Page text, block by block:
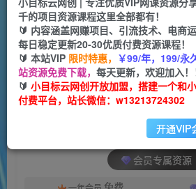
1000+
一个小目标云网创
2年前发布
此内容为付费阅读，请付费后查看
会员专属资源
付费阅读
千的项目资源课程这里全部都有！
🔰 内容涵盖网赚项目、引流技术、电商
每日稳定更新20-30优质付费资源课程！
🔰 本站VIP 限时特惠， ￥99/年，199/永
站资源免费下载， 每天更新，欢迎加入！
🔰 小目标云网创开放加盟，搭建一个和
付费平台，站长微信：w13213724302
开通VIP